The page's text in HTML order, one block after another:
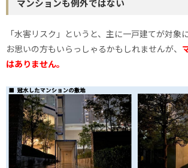
マンションも例外ではない
「水害リスク」というと、主に一戸建てが対象
お思いの方もいらっしゃるかもしれませんが、
はありません。